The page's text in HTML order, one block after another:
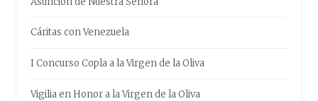
Cáritas con Venezuela
I Concurso Copla a la Virgen de la Oliva
Vigilia en Honor a la Virgen de la Oliva